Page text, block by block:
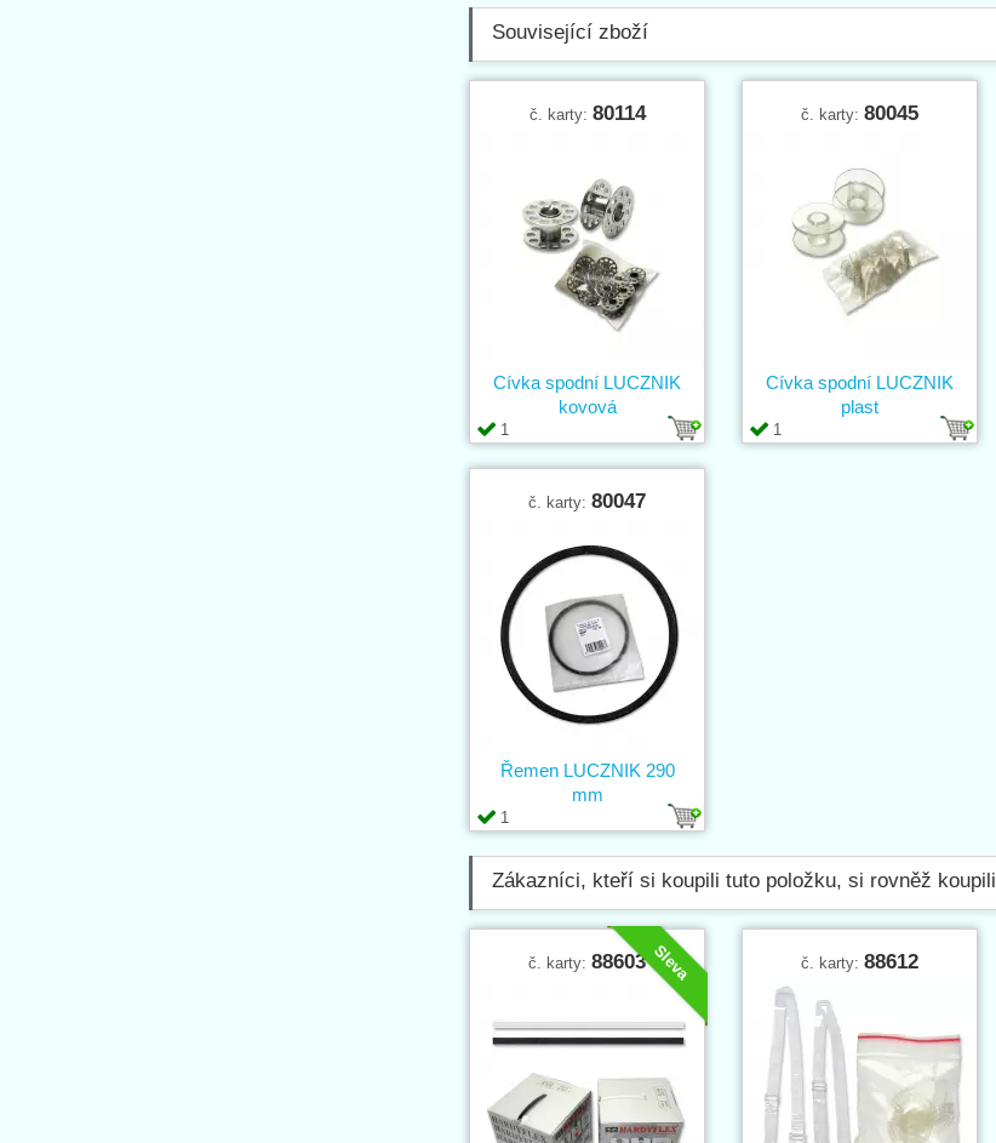
Související zboží
č. karty: 80114
1
Cívka spodní LUCZNIK
kovová
č. karty: 80045
1
Cívka spodní LUCZNIK
plast
č. karty: 80047
1
Řemen LUCZNIK 290
mm
Zákazníci, kteří si koupili tuto položku, si rovněž koupili
Sleva
č. karty: 88603 č. karty: 88612